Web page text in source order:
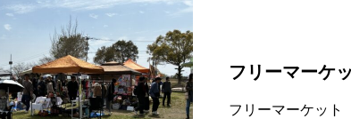
フリーマーケ
フリーマーケット